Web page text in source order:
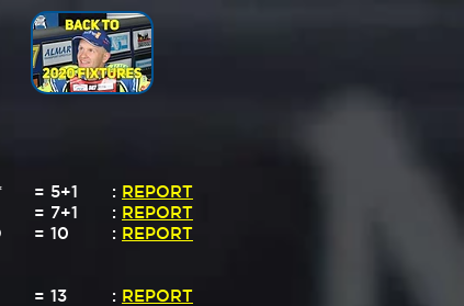
= 5+1
= 7+1
= 10
= 13
: REPORT
: REPORT
: REPORT
: REPORT